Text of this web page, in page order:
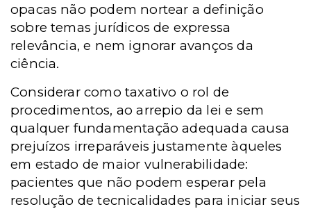
opacas não podem nortear a definição
sobre temas jurídicos de expressa
relevância, e nem ignorar avanços da
ciência.
Considerar como taxativo o rol de
procedimentos, ao arrepio da lei e sem
qualquer fundamentação adequada causa
prejuízos irreparáveis justamente àqueles
em estado de maior vulnerabilidade:
pacientes que não podem esperar pela
resolução de tecnicalidades para iniciar seus